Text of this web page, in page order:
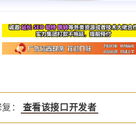
： 查看该接口开发者